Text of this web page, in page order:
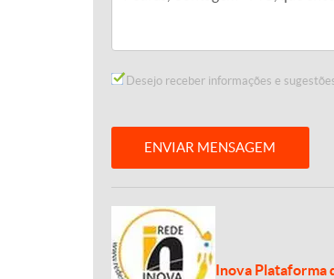
Desejo receber informações e
ENVIAR MENSAGEM
Inova Plataforma